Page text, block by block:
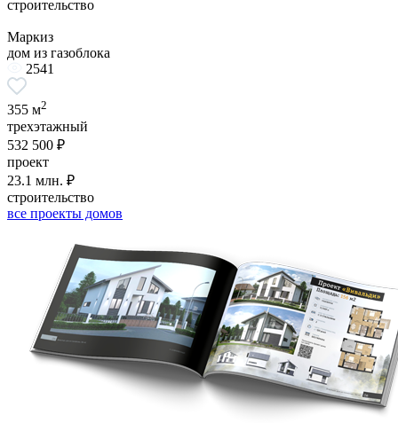
строительство
Маркиз
дом из газоблока
2541
355 м2
трехэтажный
532 500 ₽
проект
23.1 млн. ₽
строительство
все проекты домов